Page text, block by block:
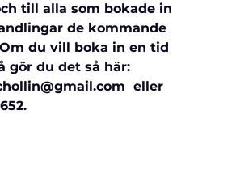
till alla som bokade in
de kommande
du vill boka in en tid
gör du det så här:
eller